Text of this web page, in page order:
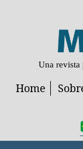
Una revista
Home